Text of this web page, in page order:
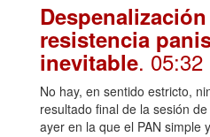
resistencia
inevitable. 05:32
No hay, en sentido estricto,
resultado final de la sesión
ayer en la que el PAN simple